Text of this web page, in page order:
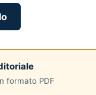
formato PDF